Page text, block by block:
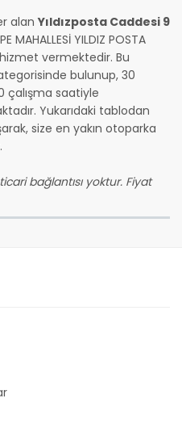
alanYıldızposta Caddesi 9
MAHALLESİ YILDIZ POSTA
hizmet vermektedir. Bu
bulunup, 30
çalışma saatiyle
Yukarıdaki tablodan
size en yakın otoparka
bağlantısı yoktur. Fiyat